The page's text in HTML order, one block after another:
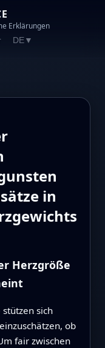
Erklärungen
DE▼
in
Herzgröße
sich
ob
fair zwischen